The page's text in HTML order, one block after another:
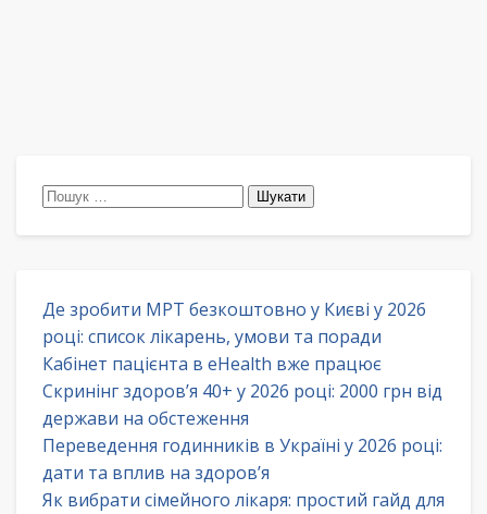
Пошук:
Де зробити МРТ безкоштовно у Києві у 2026
році: список лікарень, умови та поради
Кабінет пацієнта в eHealth вже працює
Скринінг здоров’я 40+ у 2026 році: 2000 грн від
держави на обстеження
Переведення годинників в Україні у 2026 році:
дати та вплив на здоров’я
Як вибрати сімейного лікаря: простий гайд для